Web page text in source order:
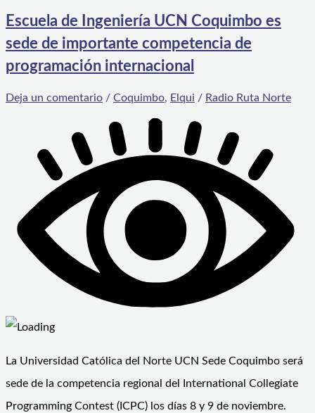
Escuela de Ingeniería UCN Coquimbo es
sede de importante competencia de
programación internacional
Deja un comentario / Coquimbo, Elqui / Radio Ruta Norte
La Universidad Católica del Norte UCN Sede Coquimbo será
sede de la competencia regional del International Collegiate
Programming Contest (ICPC) los días 8 y 9 de noviembre.